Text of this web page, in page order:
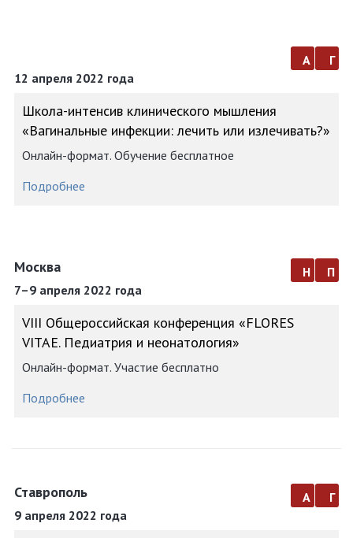
12 апреля 2022 года
а г
Школа-интенсив клинического мышления
«Вагинальные инфекции: лечить или излечивать?»
Онлайн-формат. Обучение бесплатное
Подробнее
Москва
7–9 апреля 2022 года
н п
VIII Общероссийская конференция «FLORES
VITAE. Педиатрия и неонатология»
Онлайн-формат. Участие бесплатно
Подробнее
Ставрополь
9 апреля 2022 года
а г